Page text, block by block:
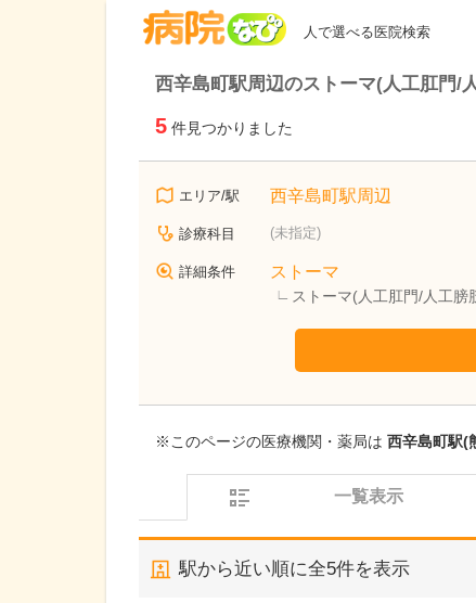
人で選べる医院検索
西辛島町駅周辺のストーマ(人工肛門/
5 件見つかりました
エリア/駅 西辛島町駅周辺
診療科目 (未指定)
詳細条件 ストーマ
ストーマ(人工肛門/人工膀
※このページの医療機関・薬局は 西辛島町駅(
一覧表示
駅から近い順に全5件を表示